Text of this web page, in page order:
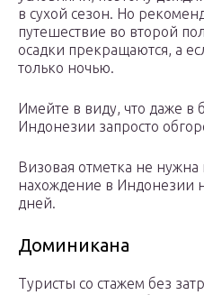
в сухой сезон. Но
путешествие во второй
осадки прекращаются, а
только ночью.
Имейте в виду, что даже в
Индонезии запросто
Визовая отметка не нужна
нахождение в Индонезии
дней.
Доминикана
Туристы со стажем без